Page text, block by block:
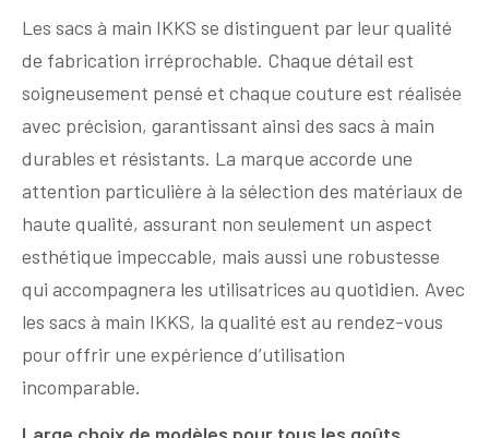
Les sacs à main IKKS se distinguent par leur qualité
de fabrication irréprochable. Chaque détail est
soigneusement pensé et chaque couture est réalisée
avec précision, garantissant ainsi des sacs à main
durables et résistants. La marque accorde une
attention particulière à la sélection des matériaux de
haute qualité, assurant non seulement un aspect
esthétique impeccable, mais aussi une robustesse
qui accompagnera les utilisatrices au quotidien. Avec
les sacs à main IKKS, la qualité est au rendez-vous
pour offrir une expérience d’utilisation
incomparable.